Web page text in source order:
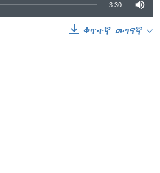
3:30
ቀጥተኛ መገናኛ